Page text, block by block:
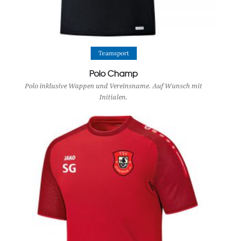
View Product
Teamsport
Polo Champ
Polo inklusive Wappen und Vereinsname. Auf Wunsch mit
Initialen.